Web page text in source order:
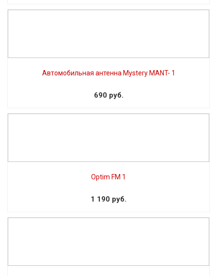
Автомобильная антенна Mystery MANT- 1
690 руб.
Optim FM 1
1 190 руб.